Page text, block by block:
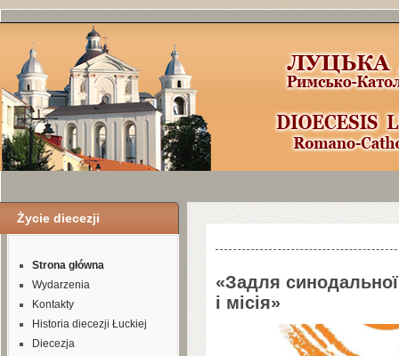
Życie diecezji
Strona główna
Wydarzenia
Kontakty
Historia diecezji Łuckiej
Diecezja
«Задля
і місія»